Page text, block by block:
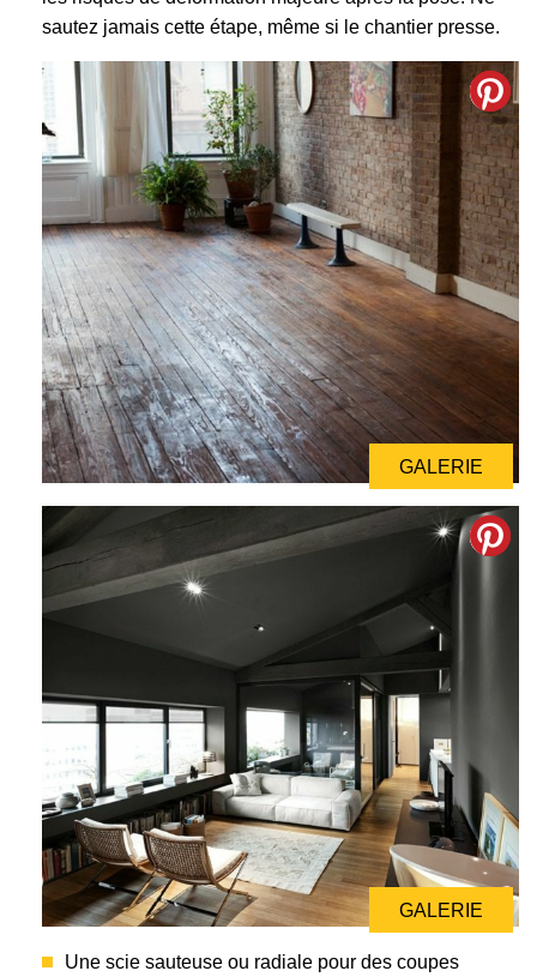
sautez jamais cette étape, même si le chantier presse.
GALERIE
GALERIE
Une scie sauteuse ou radiale pour des coupes